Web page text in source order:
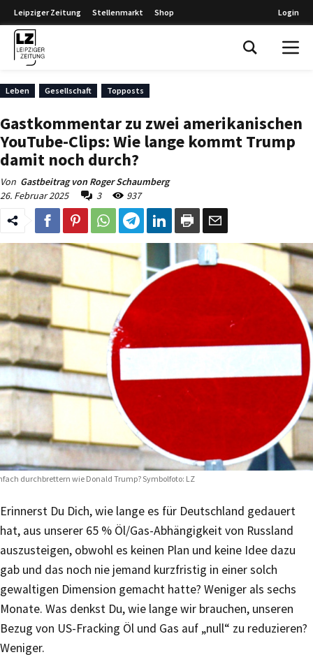
Leipziger Zeitung Stellenmarkt Shop Login
Leben Gesellschaft Topposts
Gastkommentar zu zwei amerikanischen
YouTube-Clips: Wie lange kommt Trump
damit noch durch?
Von Gastbeitrag von Roger Schaumberg
26. Februar 2025
3 937
durchbrettern wie Donald Trump? Symbolfoto: LZ
Erinnerst Du Dich, wie lange es für Deutschland gedauert
hat, aus unserer 65 % Öl/Gas-Abhängigkeit von Russland
auszusteigen, obwohl es keinen Plan und keine Idee dazu
gab und das noch nie jemand kurzfristig in einer solch
gewaltigen Dimension gemacht hatte? Weniger als sechs
Monate. Was denkst Du, wie lange wir brauchen, unseren
Bezug von US-Fracking Öl und Gas auf „null“ zu reduzieren?
Weniger.